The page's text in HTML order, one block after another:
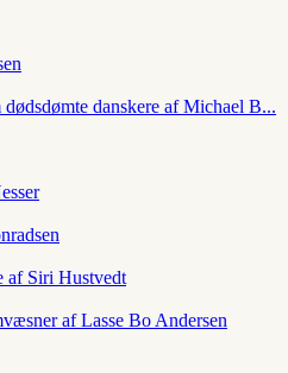
danskere af Michael B...
af Siri Hustvedt
af Lasse Bo Andersen